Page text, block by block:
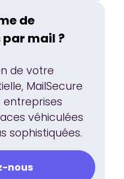
de
mail ?
de votre
MailSecure
véhiculées
sophistiquées.
nous